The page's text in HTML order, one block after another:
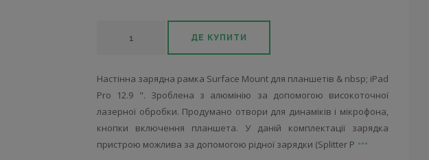
ДЕ КУПИТИ
Настінна зарядна рамка Surface Mount для планшетів & nbsp; iPad
Pro 12.9 ". Зроблена з алюмінію за допомогою високоточної
лазерної обробки. Продумано отвори для динаміків і мікрофона,
кнопки включення планшета. У даній комплектації зарядка
пристрою можлива за допомогою рідної зарядки (Splitter P